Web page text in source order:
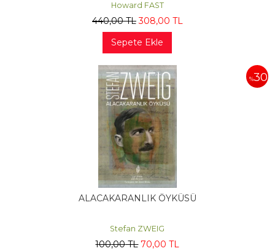
Howard FAST
440,00TL 308,00 TL
Sepete Ekle
%30
ALACAKARANLIK ÖYKÜSÜ
Stefan ZWEIG
100,00TL 70,00 TL